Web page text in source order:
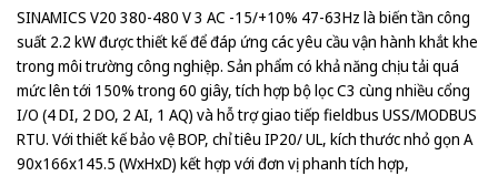
SINAMICS V20 380-480 V 3 AC -15/+10% 47-63Hz là biến tần công
suất 2.2 kW được thiết kế để đáp ứng các yêu cầu vận hành khắt khe
trong môi trường công nghiệp. Sản phẩm có khả năng chịu tải quá
mức lên tới 150% trong 60 giây, tích hợp bộ lọc C3 cùng nhiều cổng
I/O (4 DI, 2 DO, 2 AI, 1 AQ) và hỗ trợ giao tiếp fieldbus USS/MODBUS
RTU. Với thiết kế bảo vệ BOP, chỉ tiêu IP20/ UL, kích thước nhỏ gọn A
90x166x145.5 (WxHxD) kết hợp với đơn vị phanh tích hợp,